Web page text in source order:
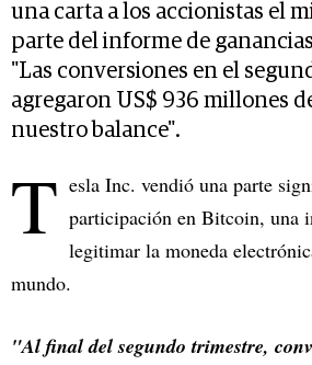
una carta a los accionistas el
parte del informe de
"Las conversiones en el
agregaron US$ 936 millones
nuestro balance".
T esla Inc. vendió una parte
participación en Bitcoin, una
legitimar la moneda
mundo.
"Al final del segundo trimestre,